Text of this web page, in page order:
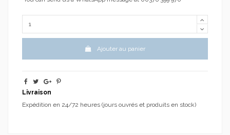
Ajouter au panier
Livraison
Expédition en 24/72 heures (jours ouvrés et produits en stock)